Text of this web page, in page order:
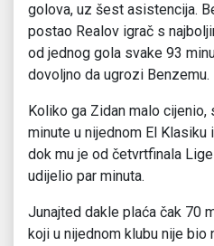
golova, uz šest asistencija.
postao Realov igrač s
od jednog gola svake 93
dovoljno da ugrozi Benzemu.
Koliko ga Zidan malo
minute u nijednom El
dok mu je od četvrtfinala
udijelio par minuta.
Junajted dakle plaća čak 70
koji u nijednom klubu nije